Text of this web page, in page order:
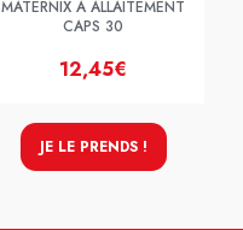
MATERNIX A ALLAITEMENT
CAPS 30
12,45€
JE LE PRENDS !